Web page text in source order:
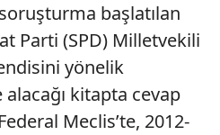
başlatılan
Parti (SPD) Milletvekili
yönelik
kitapta cevap
Meclis’te, 2012-